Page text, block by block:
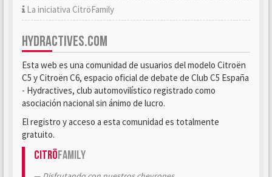
La iniciativa CitröFamily
HYDRACTIVES.COM
Esta web es una comunidad de usuarios del modelo Citroën
C5 y Citroën C6, espacio oficial de debate de Club C5 España
- Hydractives, club automovilístico registrado como
asociación nacional sin ánimo de lucro.
El registro y acceso a esta comunidad es totalmente
gratuito.
CitröFamily